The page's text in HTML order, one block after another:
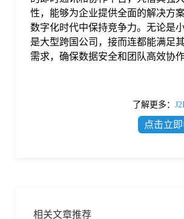
性，能够为企业提供全面的解决方
数字化时代中保持竞争力。无论是
是大型跨国公司，接而连都能满足
需求，确保数据安全和团队高效协作
了解更多：
点击立
相关文章推荐